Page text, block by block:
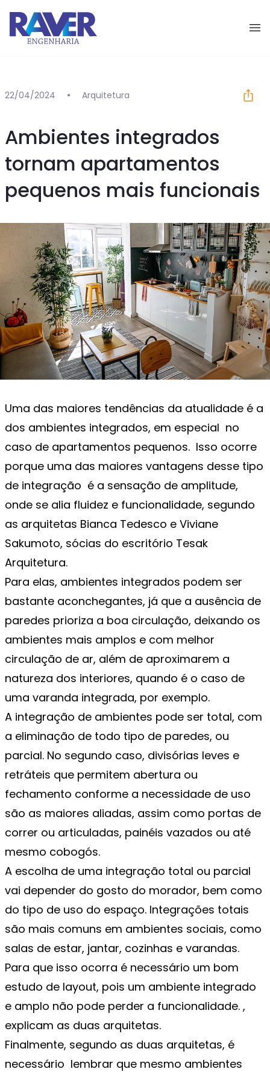
22/04/2024 Arquitetura
Ambientes integrados
tornam apartamentos
pequenos mais funcionais
Uma das maiores tendências da atualidade é a
dos ambientes integrados, em especial no
caso de apartamentos pequenos. Isso ocorre
porque uma das maiores vantagens desse tipo
de integração é a sensação de amplitude,
onde se alia fluidez e funcionalidade, segundo
as arquitetas Bianca Tedesco e Viviane
Sakumoto, sócias do escritório Tesak
Arquitetura.
Para elas, ambientes integrados podem ser
bastante aconchegantes, já que a ausência de
paredes prioriza a boa circulação, deixando os
ambientes mais amplos e com melhor
circulação de ar, além de aproximarem a
natureza dos interiores, quando é o caso de
uma varanda integrada, por exemplo.
A integração de ambientes pode ser total, com
a eliminação de todo tipo de paredes, ou
parcial. No segundo caso, divisórias leves e
retráteis que permitem abertura ou
fechamento conforme a necessidade de uso
são as maiores aliadas, assim como portas de
correr ou articuladas, painéis vazados ou até
mesmo cobogós.
A escolha de uma integração total ou parcial
vai depender do gosto do morador, bem como
do tipo de uso do espaço. Integrações totais
são mais comuns em ambientes sociais, como
salas de estar, jantar, cozinhas e varandas.
Para que isso ocorra é necessário um bom
estudo de layout, pois um ambiente integrado
e amplo não pode perder a funcionalidade. ,
explicam as duas arquitetas.
Finalmente, segundo as duas arquitetas, é
necessário lembrar que mesmo ambientes